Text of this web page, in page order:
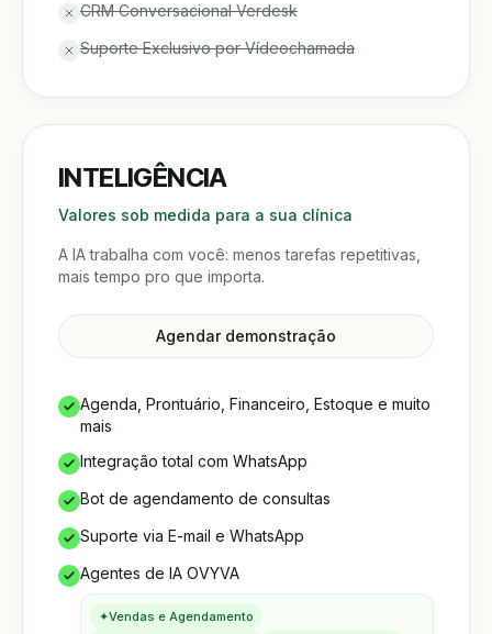
CRM Conversacional Verdesk
Suporte Exclusivo por Vídeochamada
INTELIGÊNCIA
Valores sob medida para a sua clínica
A IA trabalha com você: menos tarefas repetitivas,
mais tempo pro que importa.
Agendar demonstração
Agenda, Prontuário, Financeiro, Estoque e muito
mais
Integração total com WhatsApp
Bot de agendamento de consultas
Suporte via E-mail e WhatsApp
Agentes de IA OVYVA
✦Vendas e Agendamento